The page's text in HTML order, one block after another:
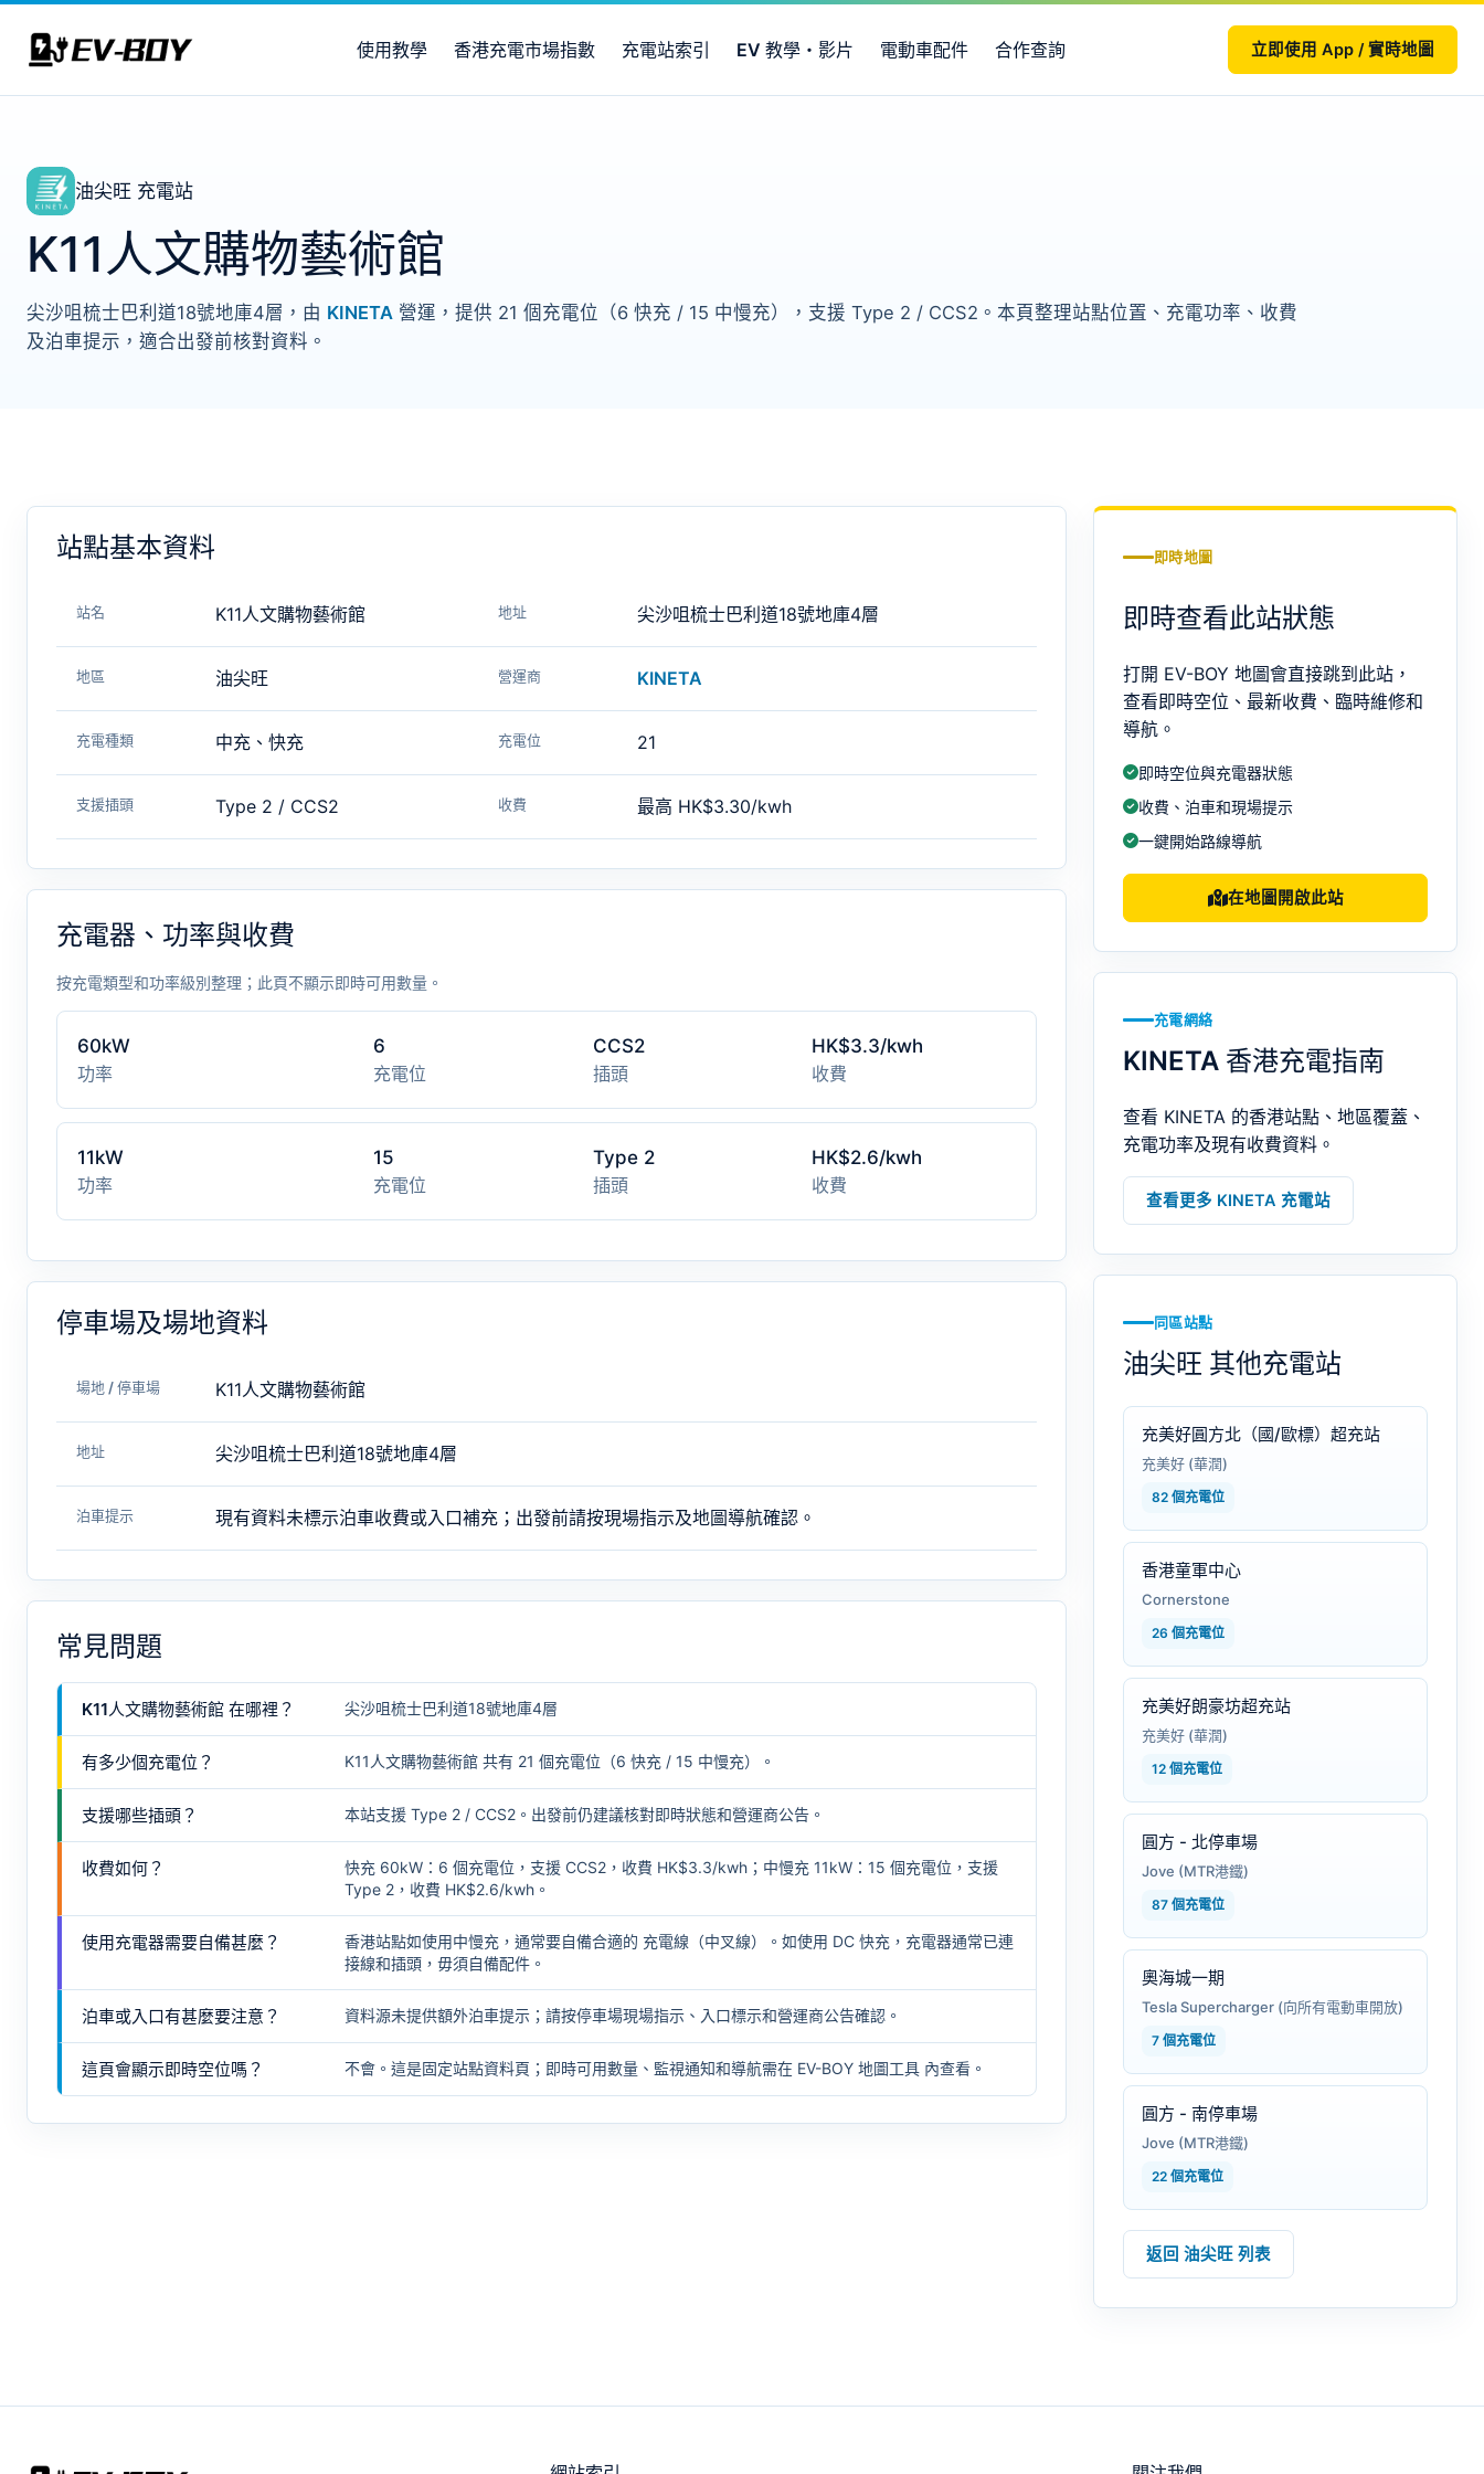
使用教學 香港充電市場指數 充電站索引 EV 教學・影片 電動車配件 合作查詢 立即使用 App / 實時地圖
油尖旺 充電站
K11人文購物藝術館
尖沙咀梳士巴利道18號地庫4層，由 KINETA 營運，提供 21 個充電位（6 快充 / 15 中慢充），支援 Type 2 / CCS2。本頁整理站點位置、充電功率、收費
及泊車提示，適合出發前核對資料。
站點基本資料
站名 K11人文購物藝術館 地址 尖沙咀梳士巴利道18號地庫4層
地區 油尖旺 營運商 KINETA
充電種類 中充、快充 充電位 21
支援插頭 Type 2 / CCS2 收費 最高 HK$3.30/kwh
充電器、功率與收費
按充電類型和功率級別整理；此頁不顯示即時可用數量。
60kW
功率
6
充電位
CCS2
插頭
HK$3.3/kwh
收費
11kW
功率
15
充電位
Type 2
插頭
HK$2.6/kwh
收費
停車場及場地資料
場地 / 停車場 K11人文購物藝術館
地址 尖沙咀梳士巴利道18號地庫4層
泊車提示 現有資料未標示泊車收費或入口補充；出發前請按現場指示及地圖導航確認。
常見問題
K11人文購物藝術館 在哪裡？ 尖沙咀梳士巴利道18號地庫4層
有多少個充電位？ K11人文購物藝術館 共有 21 個充電位（6 快充 / 15 中慢充）。
支援哪些插頭？ 本站支援 Type 2 / CCS2。出發前仍建議核對即時狀態和營運商公告。
收費如何？
快充 60kW：6 個充電位，支援 CCS2，收費 HK$3.3/kwh；中慢充 11kW：15 個充電位，支援
Type 2，收費 HK$2.6/kwh。
使用充電器需要自備甚麼？ 香港站點如使用中慢充，通常要自備合適的 充電線（中叉線）
。如使用 DC 快充，充電器通常已連
接線和插頭，毋須自備配件。
泊車或入口有甚麼要注意？ 資料源未提供額外泊車提示；請按停車場現場指示、入口標示和營運商公告確認。
這頁會顯示即時空位嗎？ 不會。這是固定站點資料頁；即時可用數量、監視通知和導航需在 EV-BOY 地圖工具 內查看。
即時地圖
即時查看此站狀態
打開 EV-BOY 地圖會直接跳到此站，
查看即時空位、最新收費、臨時維修和
導航。
即時空位與充電器狀態
收費、泊車和現場提示
一鍵開始路線導航
在地圖開啟此站
充電網絡
KINETA 香港充電指南
查看 KINETA 的香港站點、地區覆蓋、
充電功率及現有收費資料。
查看更多 KINETA 充電站
同區站點
油尖旺 其他充電站
充美好圓方北（國/歐標）超充站
充美好 (華潤)
82 個充電位
香港童軍中心
Cornerstone
26 個充電位
充美好朗豪坊超充站
充美好 (華潤)
12 個充電位
圓方 - 北停車場
Jove (MTR港鐵)
87 個充電位
奧海城一期
Tesla Supercharger (向所有電動車開放)
7 個充電位
圓方 - 南停車場
Jove (MTR港鐵)
22 個充電位
返回 油尖旺 列表